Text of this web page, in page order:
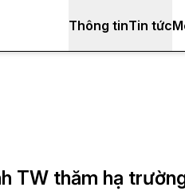
Thông tinTin tức
TW thăm hạ